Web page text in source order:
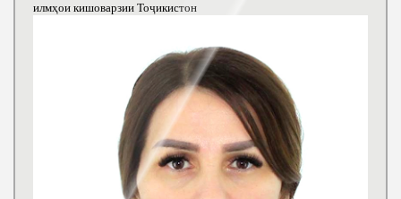
илмҳои кишоварзии Тоҷикистон